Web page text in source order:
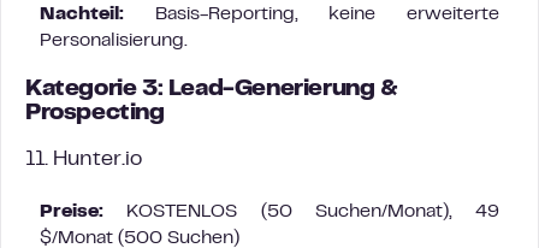
Nachteil: Basis-Reporting, keine erweiterte
Personalisierung.
Kategorie 3: Lead-Generierung &
Prospecting
11. Hunter.io
Preise: KOSTENLOS (50 Suchen/Monat), 49
$/Monat (500 Suchen)